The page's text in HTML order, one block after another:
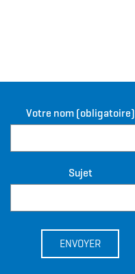
Votre nom (obligatoire)
Sujet